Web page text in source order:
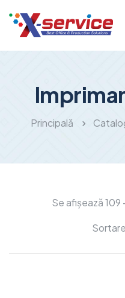
Principală
Se afișează 109